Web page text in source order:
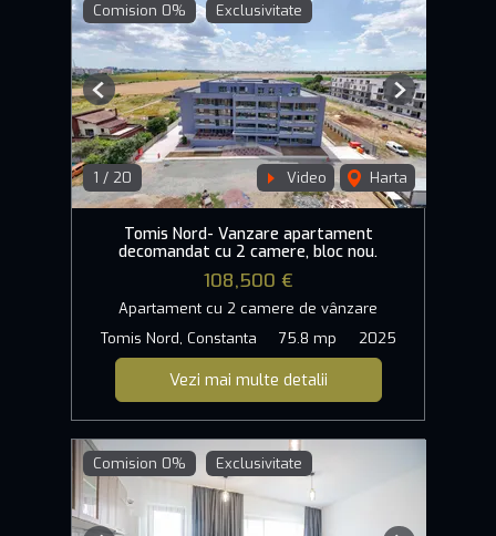
Comision 0% Exclusivitate
1 / 20 Video Harta
Previous Next
Tomis Nord- Vanzare apartament
decomandat cu 2 camere, bloc nou.
108,500 €
Apartament cu 2 camere de vânzare
Tomis Nord, Constanta
75.8 mp 2025
Vezi mai multe detalii
Comision 0% Exclusivitate